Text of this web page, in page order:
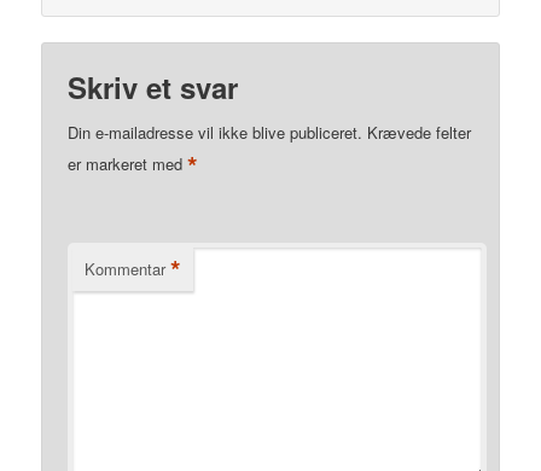
Skriv et svar
Din e-mailadresse vil ikke blive publiceret. Krævede felter
er markeret med*
Kommentar *